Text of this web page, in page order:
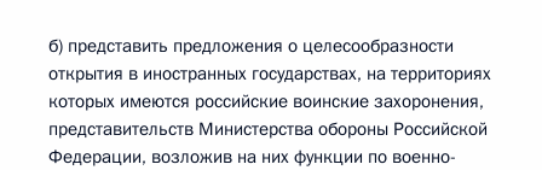
б) представить предложения о целесообразности
открытия в иностранных государствах, на территориях
которых имеются российские воинские захоронения,
представительств Министерства обороны Российской
Федерации, возложив на них функции по военно-